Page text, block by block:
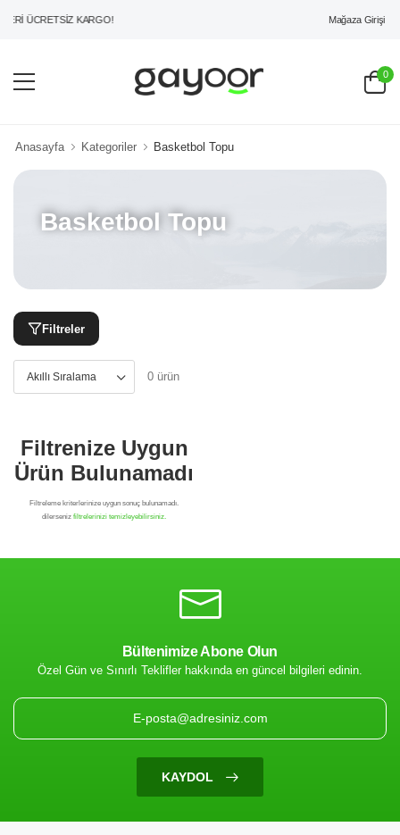
ÜCRETSİZ KARGO! Mağaza Girişi
0
Anasayfa Kategoriler Basketbol Topu
Basketbol Topu
Filtreler
0 ürün
Filtrenize Uygun
Ürün Bulunamadı
Bültenimize Abone Olun
Özel Gün ve Sınırlı Teklifler hakkında en güncel bilgileri edinin.
KAYDOL